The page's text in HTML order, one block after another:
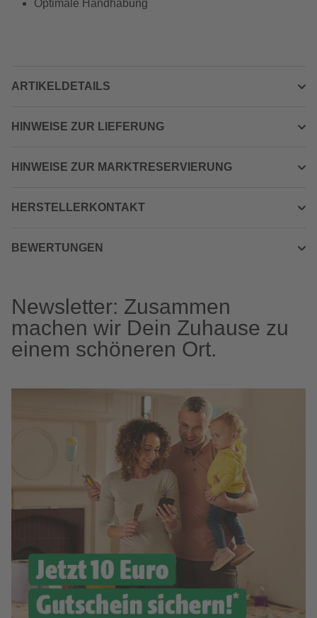
Optimale Handhabung
ARTIKELDETAILS
HINWEISE ZUR LIEFERUNG
HINWEISE ZUR MARKTRESERVIERUNG
HERSTELLERKONTAKT
BEWERTUNGEN
Newsletter: Zusammen
machen wir Dein Zuhause zu
einem schöneren Ort.